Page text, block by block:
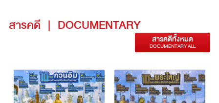
สารคดี | DOCUMENTARY
สารคดีทั้งหมด
DOCUMENTARY ALL